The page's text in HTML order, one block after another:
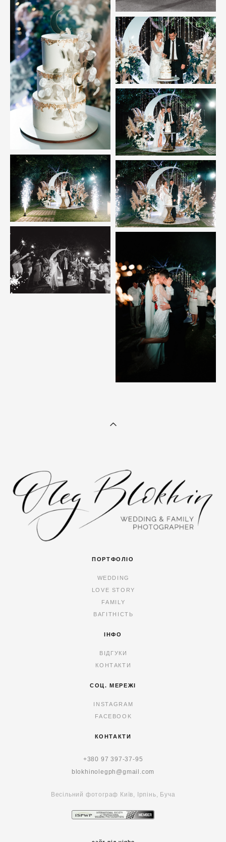
ПОРТФОЛІО
WEDDING
LOVE STORY
FAMILY
ВАГІТНІСТЬ
ІНФО
ВІДГУКИ
КОНТАКТИ
СОЦ. МЕРЕЖІ
INSTAGRAM
FACEBOOK
КОНТАКТИ
+380 97 397-37-95
blokhinolegph@gmail.com
Весільний фотограф Київ, Ірпінь, Буча